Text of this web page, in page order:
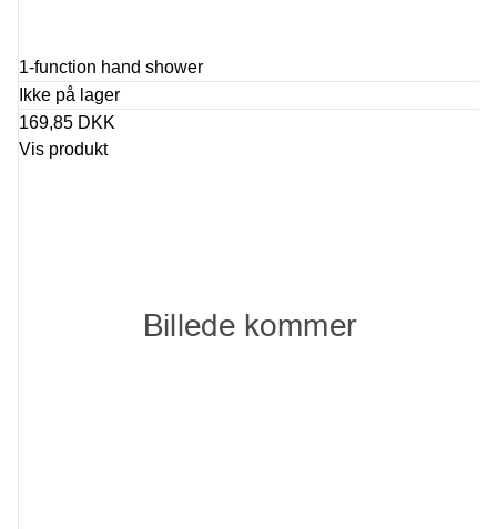
1-function hand shower
Ikke på lager
169,85 DKK
Vis produkt